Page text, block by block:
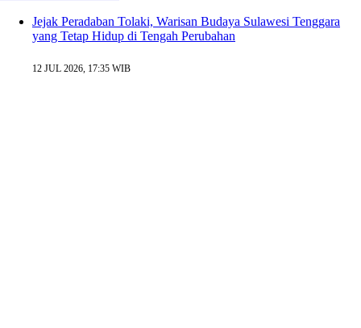
Jejak Peradaban Tolaki, Warisan Budaya Sulawesi Tenggara
yang Tetap Hidup di Tengah Perubahan
12 JUL 2026, 17:35 WIB